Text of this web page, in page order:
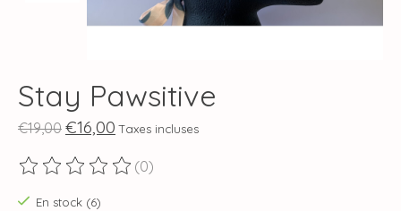
Stay Pawsitive
€19,00 €16,00 Taxes incluses
Ce produit est évalué à
(0)
En stock (6)